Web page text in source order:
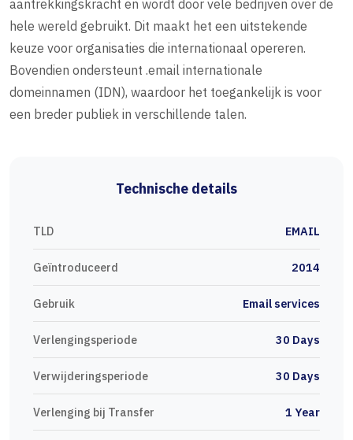
aantrekkingskracht en wordt door vele bedrijven over de
hele wereld gebruikt. Dit maakt het een uitstekende
keuze voor organisaties die internationaal opereren.
Bovendien ondersteunt .email internationale
domeinnamen (IDN), waardoor het toegankelijk is voor
een breder publiek in verschillende talen.
Technische details
TLD EMAIL
Geïntroduceerd 2014
Gebruik Email services
Verlengingsperiode 30 Days
Verwijderingsperiode 30 Days
Verlenging bij Transfer 1 Year